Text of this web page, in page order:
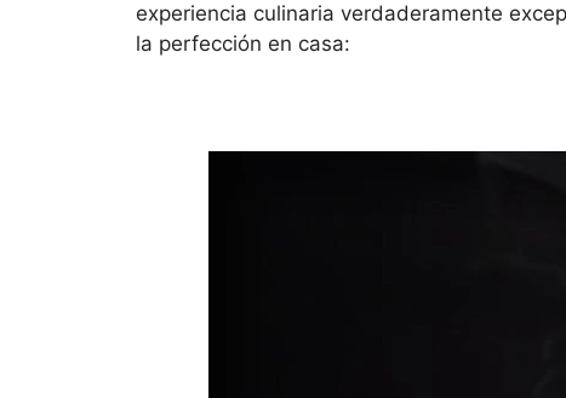
experiencia culinaria verdaderamente
la perfección en casa: